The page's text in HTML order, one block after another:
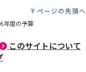
ページの先頭へ
年度の予算
このサイトについて